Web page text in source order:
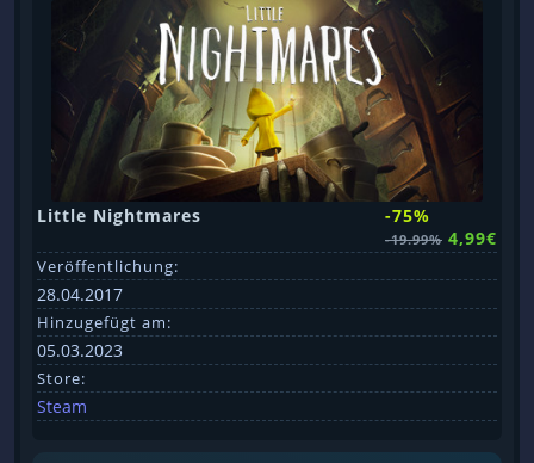
Little Nightmares -75%
-19.99% 4,99€
Veröffentlichung:
28.04.2017
Hinzugefügt am:
05.03.2023
Store:
Steam